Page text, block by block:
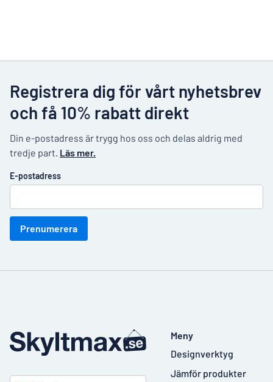
Registrera dig för vårt nyhetsbrev
och få 10% rabatt direkt
Din e-postadress är trygg hos oss och delas aldrig med
tredje part. Läs mer.
E-postadress
Prenumerera
Meny
Designverktyg
Jämför produkter